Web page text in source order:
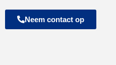
Neem contact op